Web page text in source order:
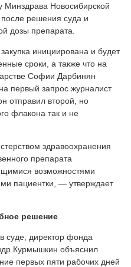
Минздрава Новосибирской
после решения суда и
дозы препарата.
инициирована и будет
сроки, а также что на
Софии Дарбинян
первый запрос журналист
отправил второй, но
флакона так и не
здравоохранения
препарата
возможностями
пациентки, — утверждает
решение
суде, директор фонда
Курмышкин объяснил
первых пяти рабочих дней